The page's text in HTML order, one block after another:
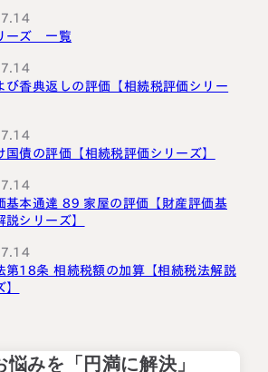
ーズ 一覧
び香典返しの評価【相続税評価シリー
国債の評価【相続税評価シリーズ】
基本通達 89 家屋の評価【財産評価基
説シリーズ】
第18条 相続税額の加算【相続税法解説
悩みを「円満に解決」